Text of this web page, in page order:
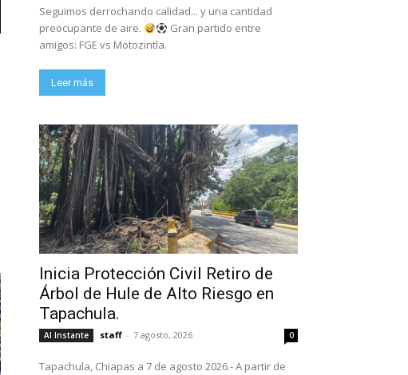
Seguimos derrochando calidad... y una cantidad
preocupante de aire.
Gran partido entre
amigos: FGE vs Motozintla.
Leer más
Inicia Protección Civil Retiro de
Árbol de Hule de Alto Riesgo en
Tapachula.
Al Instante staff - 7 agosto, 2026 0
Tapachula, Chiapas a 7 de agosto 2026.- A partir de